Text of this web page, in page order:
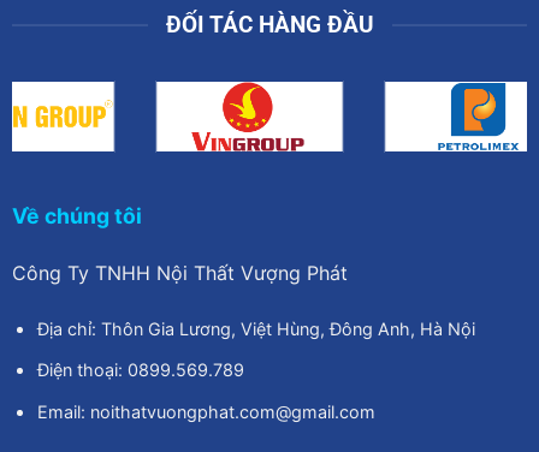
ĐỐI TÁC HÀNG ĐẦU
Về chúng tôi
Công Ty TNHH Nội Thất Vượng Phát
Địa chỉ: Thôn Gia Lương, Việt Hùng, Đông Anh, Hà Nội
Điện thoại: 0899.569.789
Email: noithatvuongphat.com@gmail.com